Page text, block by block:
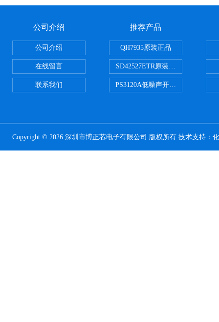
公司介绍
公司介绍
在线留言
联系我们
推荐产品
QH7935原装正品
SD42527ETR原装正品
PS3120A低噪声开关电容器原装正
Copyright © 2026 深圳市博正芯电子有限公司 版权所有 技术支持：